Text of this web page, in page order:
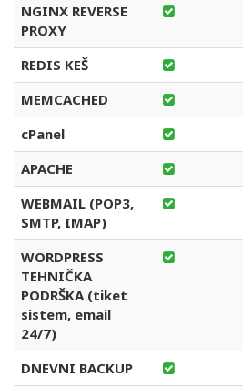
NGINX REVERSE
PROXY
REDIS KEŠ
MEMCACHED
cPanel
APACHE
WEBMAIL (POP3,
SMTP, IMAP)
WORDPRESS
TEHNIČKA
PODRŠKA (tiket
sistem, email
24/7)
DNEVNI BACKUP